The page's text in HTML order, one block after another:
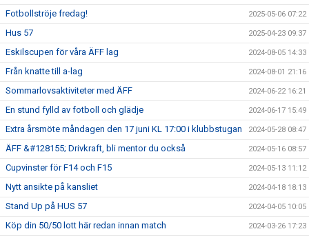
Fotbollströje fredag! 2025-05-06 07:22
Hus 57 2025-04-23 09:37
Eskilscupen för våra ÄFF lag 2024-08-05 14:33
Från knatte till a-lag 2024-08-01 21:16
Sommarlovsaktiviteter med ÄFF 2024-06-22 16:21
En stund fylld av fotboll och glädje 2024-06-17 15:49
Extra årsmöte måndagen den 17 juni KL 17:00 i klubbstugan 2024-05-28 08:47
ÄFF &#128155; Drivkraft, bli mentor du också 2024-05-16 08:57
Cupvinster för F14 och F15 2024-05-13 11:12
Nytt ansikte på kansliet 2024-04-18 18:13
Stand Up på HUS 57 2024-04-05 10:05
Köp din 50/50 lott här redan innan match 2024-03-26 17:23